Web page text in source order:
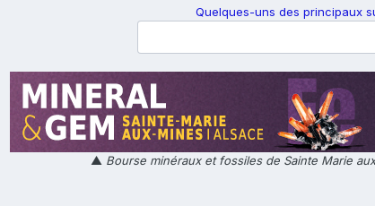
Quelques-uns des principaux
▲ Bourse minéraux et fossiles de Sainte Marie